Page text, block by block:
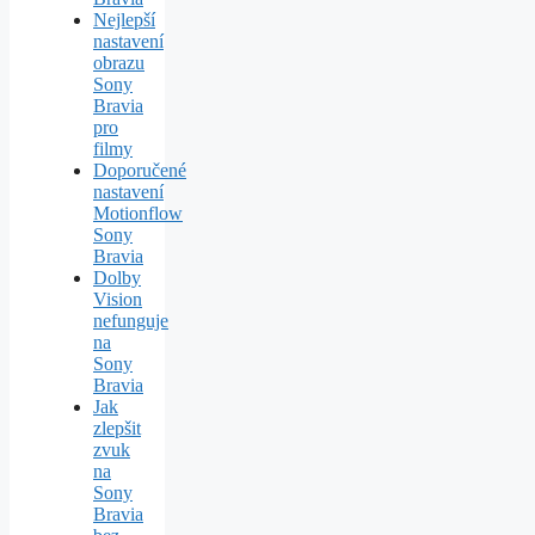
Nejlepší
nastavení
obrazu
Sony
Bravia
pro
filmy
Doporučené
nastavení
Motionflow
Sony
Bravia
Dolby
Vision
nefunguje
na
Sony
Bravia
Jak
zlepšit
zvuk
na
Sony
Bravia